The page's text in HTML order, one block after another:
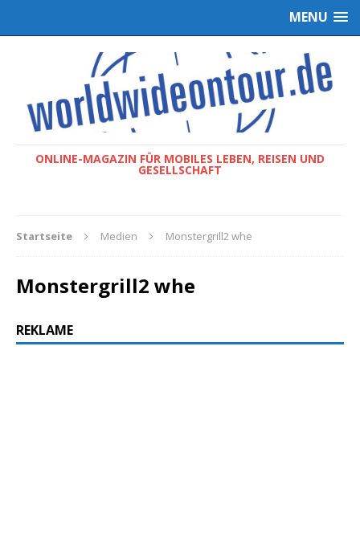
MENU
ONLINE-MAGAZIN FÜR MOBILES LEBEN, REISEN UND
GESELLSCHAFT
Startseite Medien Monstergrill2 whe
Monstergrill2 whe
REKLAME